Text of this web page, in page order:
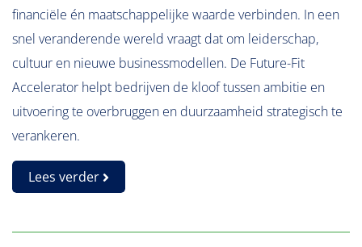
financiële én maatschappelijke waarde verbinden. In een
snel veranderende wereld vraagt dat om leiderschap,
cultuur en nieuwe businessmodellen. De Future-Fit
Accelerator helpt bedrijven de kloof tussen ambitie en
uitvoering te overbruggen en duurzaamheid strategisch te
verankeren.
Lees verder